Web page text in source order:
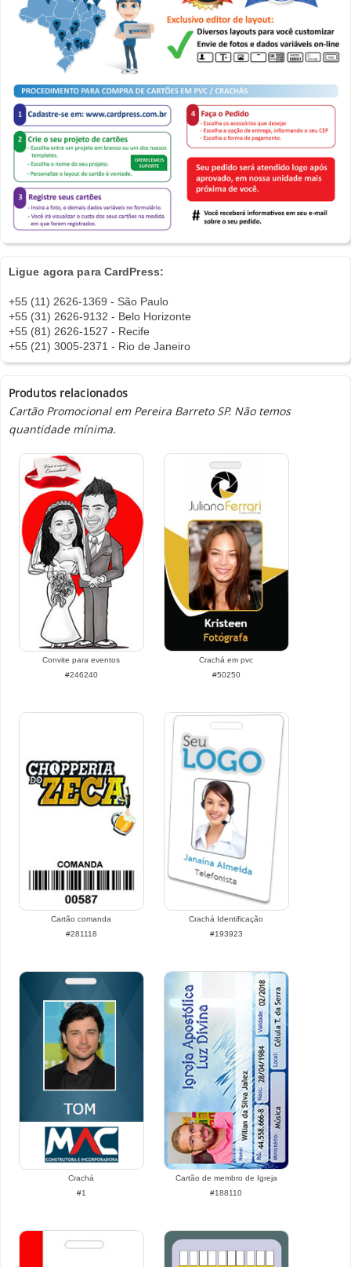
Ligue agora para CardPress:
+55 (11) 2626-1369 - São Paulo
+55 (31) 2626-9132 - Belo Horizonte
+55 (81) 2626-1527 - Recife
+55 (21) 3005-2371 - Rio de Janeiro
Produtos relacionados
Cartão Promocional em Pereira Barreto SP. Não temos
quantidade mínima.
Convite para eventos
#246240
Crachá em pvc
#50250
Cartão comanda
#281118
Crachá Identificação
#193923
Crachá
#1
Cartão de membro de Igreja
#188110